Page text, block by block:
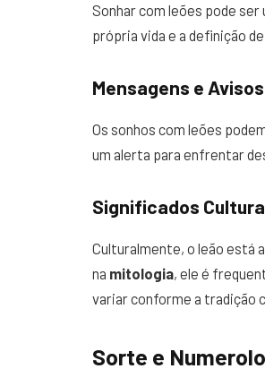
Sonhar com leões pode ser
própria vida e a definição
Mensagens e Avisos
Os sonhos com leões
um alerta para enfrentar
Significados
Culturalmente, o leão está
na mitologia, ele é
variar conforme a tradição
Sorte e